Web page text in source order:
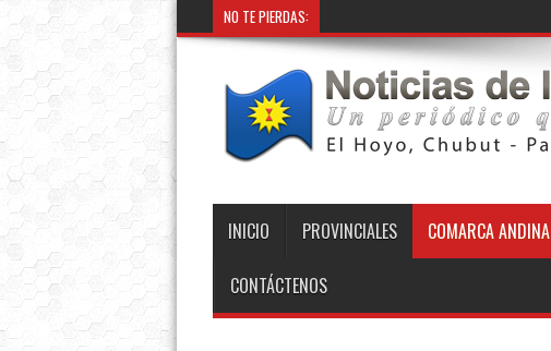
NO TE PIERDAS:
INICIO PROVINCIALES COMARCA ANDINA
CONTÁCTENOS